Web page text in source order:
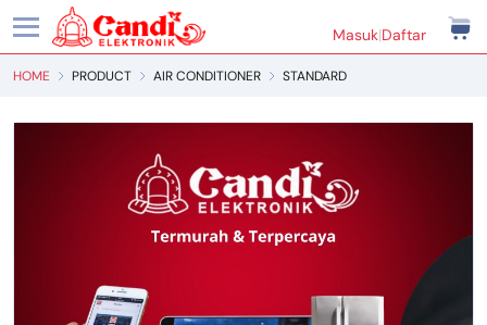
Masuk|Daftar
HOME PRODUCT AIR CONDITIONER STANDARD